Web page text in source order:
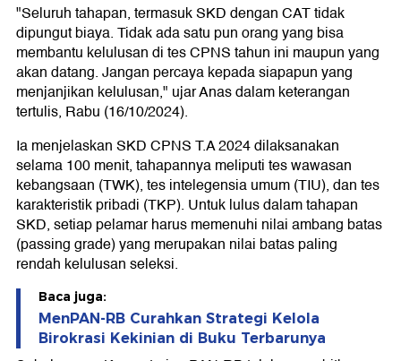
"Seluruh tahapan, termasuk SKD dengan CAT tidak
dipungut biaya. Tidak ada satu pun orang yang bisa
membantu kelulusan di tes CPNS tahun ini maupun yang
akan datang. Jangan percaya kepada siapapun yang
menjanjikan kelulusan," ujar Anas dalam keterangan
tertulis, Rabu (16/10/2024).
Ia menjelaskan SKD CPNS T.A 2024 dilaksanakan
selama 100 menit, tahapannya meliputi tes wawasan
kebangsaan (TWK), tes intelegensia umum (TIU), dan tes
karakteristik pribadi (TKP). Untuk lulus dalam tahapan
SKD, setiap pelamar harus memenuhi nilai ambang batas
(passing grade) yang merupakan nilai batas paling
rendah kelulusan seleksi.
Baca juga:
MenPAN-RB Curahkan Strategi Kelola
Birokrasi Kekinian di Buku Terbarunya